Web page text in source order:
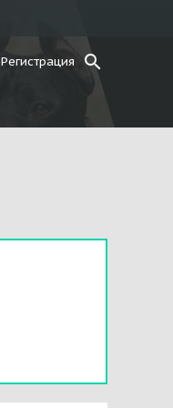
Регистрация